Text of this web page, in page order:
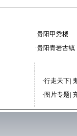
·贵阳甲秀楼
·贵阳青岩古镇
·行走天下|
· 图片专题|